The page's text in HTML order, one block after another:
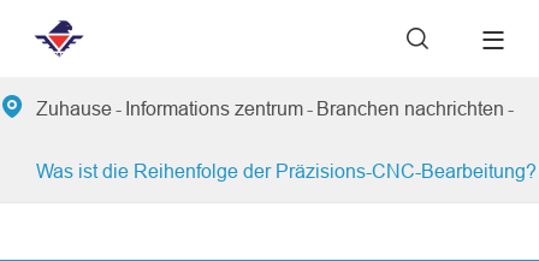

 Zuhause Informations zentrum Branchen nachrichten
Was ist die Reihenfolge der Präzisions-CNC-Bearbeitung?